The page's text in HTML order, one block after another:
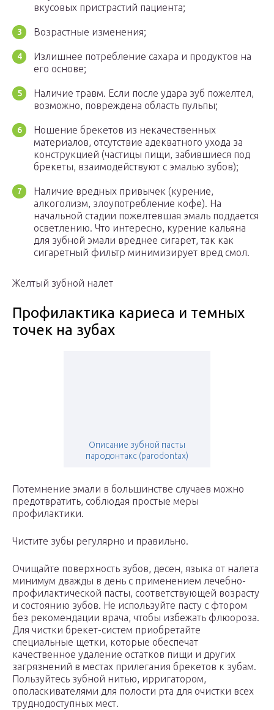
вкусовых пристрастий пациента;
Возрастные изменения;
Излишнее потребление сахара и продуктов на
его основе;
Наличие травм. Если после удара зуб пожелтел,
возможно, повреждена область пульпы;
Ношение брекетов из некачественных
материалов, отсутствие адекватного ухода за
конструкцией (частицы пищи, забившиеся под
брекеты, взаимодействуют с эмалью зубов);
Наличие вредных привычек (курение,
алкоголизм, злоупотребление кофе). На
начальной стадии пожелтевшая эмаль поддается
осветлению. Что интересно, курение кальяна
для зубной эмали вреднее сигарет, так как
сигаретный фильтр минимизирует вред смол.
Желтый зубной налет
Профилактика кариеса и темных
точек на зубах
Описание зубной пасты
пародонтакс (parodontax)
Потемнение эмали в большинстве случаев можно
предотвратить, соблюдая простые меры
профилактики.
Чистите зубы регулярно и правильно.
Очищайте поверхность зубов, десен, языка от налета
минимум дважды в день с применением лечебно-
профилактической пасты, соответствующей возрасту
и состоянию зубов. Не используйте пасту с фтором
без рекомендации врача, чтобы избежать флюороза.
Для чистки брекет-систем приобретайте
специальные щетки, которые обеспечат
качественное удаление остатков пищи и других
загрязнений в местах прилегания брекетов к зубам.
Пользуйтесь зубной нитью, ирригатором,
ополаскивателями для полости рта для очистки всех
труднодоступных мест.